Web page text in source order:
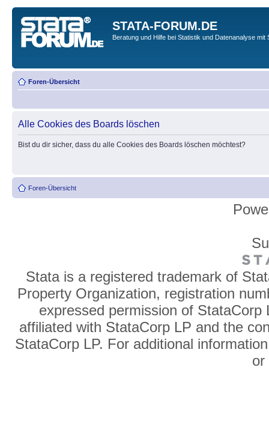
STATA-FORUM.DE
Beratung und Hilfe bei Statistik und Datenanalyse mit
Foren-Übersicht
Alle Cookies des Boards löschen
Bist du dir sicher, dass du alle Cookies des Boards löschen möchtest?
Foren-Übersicht
Stata is a registered trademark of
Property Organization, registration
expressed permission of
affiliated with StataCorp LP and the
StataCorp LP. For additional
or